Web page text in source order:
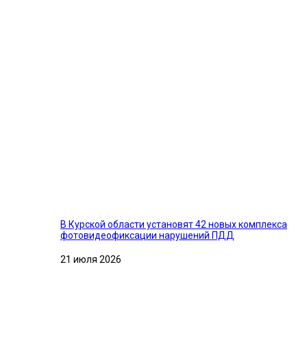
В Курской области установят 42 новых комплекса
фотовидеофиксации нарушений ПДД
21 июля 2026